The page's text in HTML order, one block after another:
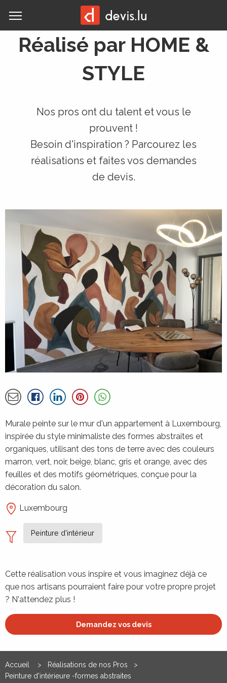
MENU
Réalisé par HOME &
STYLE
Nos pros ont du talent et vous le
prouvent !
Besoin d'inspiration ? Parcourez les
réalisations et faites vos demandes
de devis.
À propos de la réalisation de HOME &
Partager par email
Détails
Murale peinte sur le mur d'un appartement à Luxembourg,
inspirée du style minimaliste des formes abstraites et
organiques, utilisant des tons de terre avec des couleurs
marron, vert, noir, beige, blanc, gris et orange, avec des
feuilles et des motifs géométriques, conçue pour la
décoration du salon.
Luxembourg
Peinture d'intérieur
Cette réalisation vous inspire et vous imaginez déjà ce
que nos artisans pourraient faire pour votre propre projet
? N'attendez plus !
Demandez vos devis
Accueil
Réalisations de nos Pros
Peinture d'intérieure -formes abstraites